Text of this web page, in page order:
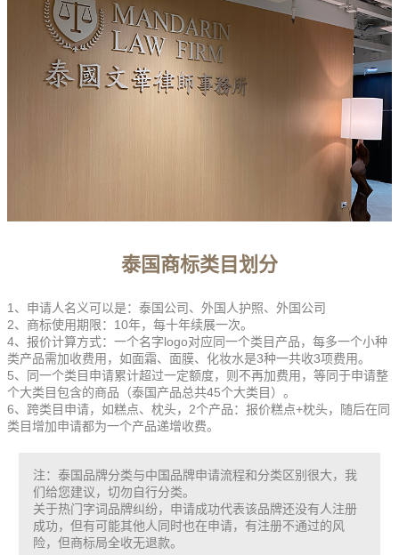
泰国商标类目划分
1、申请人名义可以是：泰国公司、外国人护照、外国公司
2、商标使用期限：10年，每十年续展一次。
4、报价计算方式：一个名字logo对应同一个类目产品，每多一个小种
类产品需加收费用，如面霜、面膜、化妆水是3种一共收3项费用。
5、同一个类目申请累计超过一定额度，则不再加费用，等同于申请整
个大类目包含的商品（泰国产品总共45个大类目）。
6、跨类目申请，如糕点、枕头，2个产品：报价糕点+枕头，随后在同
类目增加申请都为一个产品递增收费。
注：泰国品牌分类与中国品牌申请流程和分类区别很大，我
们给您建议，切勿自行分类。
关于热门字词品牌纠纷，申请成功代表该品牌还没有人注册
成功，但有可能其他人同时也在申请，有注册不通过的风
险，但商标局全收无退款。